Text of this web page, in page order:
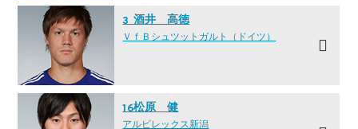
3
酒井 高徳
ＶｆＢシュツットガルト（ドイツ）
16
松原 健
アルビレックス新潟